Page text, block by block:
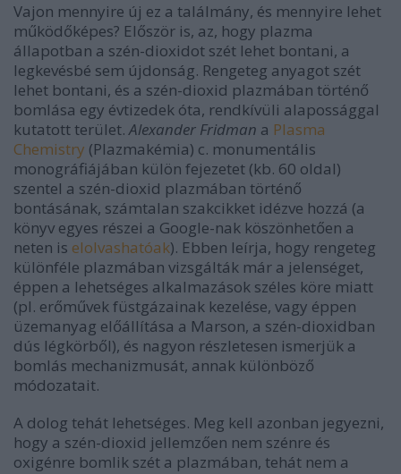
Vajon mennyire új ez a találmány, és mennyire lehet
működőképes? Először is, az, hogy plazma
állapotban a szén-dioxidot szét lehet bontani, a
legkevésbé sem újdonság. Rengeteg anyagot szét
lehet bontani, és a szén-dioxid plazmában történő
bomlása egy évtizedek óta, rendkívüli alapossággal
kutatott terület.Alexander Fridman a Plasma
Chemistry (Plazmakémia) c. monumentális
monográfiájában külön fejezetet (kb. 60 oldal)
szentel a szén-dioxid plazmában történő
bontásának, számtalan szakcikket idézve hozzá (a
könyv egyes részei a Google-nak köszönhetően a
neten is elolvashatóak). Ebben leírja, hogy rengeteg
különféle plazmában vizsgálták már a jelenséget,
éppen a lehetséges alkalmazások széles köre miatt
(pl. erőművek füstgázainak kezelése, vagy éppen
üzemanyag előállítása a Marson, a szén-dioxidban
dús légkörből), és nagyon részletesen ismerjük a
bomlás mechanizmusát, annak különböző
módozatait.
A dolog tehát lehetséges. Meg kell azonban jegyezni,
hogy a szén-dioxid jellemzően nem szénre és
oxigénre bomlik szét a plazmában, tehát nem a